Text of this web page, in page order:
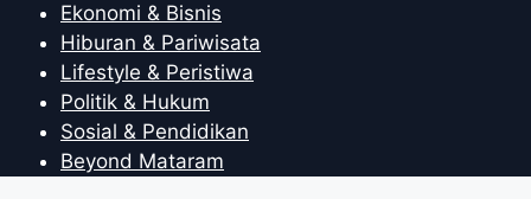
Ekonomi & Bisnis
Hiburan & Pariwisata
Lifestyle & Peristiwa
Politik & Hukum
Sosial & Pendidikan
Beyond Mataram